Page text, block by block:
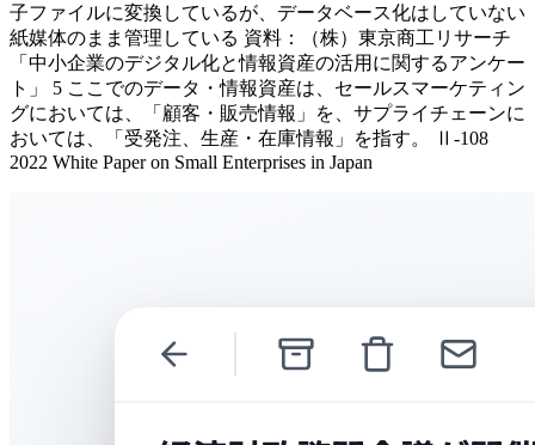
子ファイルに変換しているが、データベース化はしていない
紙媒体のまま管理している 資料：（株）東京商工リサーチ
「中小企業のデジタル化と情報資産の活用に関するアンケー
ト」 5 ここでのデータ・情報資産は、セールスマーケティン
グにおいては、「顧客・販売情報」を、サプライチェーンに
おいては、「受発注、生産・在庫情報」を指す。 Ⅱ-108
2022 White Paper on Small Enterprises in Japan